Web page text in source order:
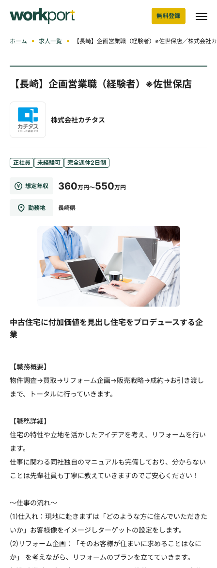
無料登録
ホーム 求人一覧 【長崎】企画営業職（経験者）※佐世保店／株式会社
【長崎】企画営業職（経験者）※佐世保店
株式会社カチタス
正社員 未経験可 完全週休2日制
想定年収 360万円～550万円
勤務地 長崎県
中古住宅に付加価値を見出し住宅をプロデュースする企
業
【職務概要】
物件調査→買取→リフォーム企画→販売戦略→成約→お引き渡し
まで、トータルに行っていきます。
【職務詳細】
住宅の特性や立地を活かしたアイデアを考え、リフォームを行い
ます。
仕事に関わる同社独自のマニュアルも完備しており、分からない
ことは先輩社員も丁寧に教えていきますのでご安心ください！
～仕事の流れ～
(1)仕入れ：現地に赴きまずは「どのような方に住んでいただきた
いか」お客様像をイメージしターゲットの設定をします。
(2)リフォーム企画：「そのお客様が住まいに求めることはなに
か」 を考えながら、リフォームのプランを立てていきます。